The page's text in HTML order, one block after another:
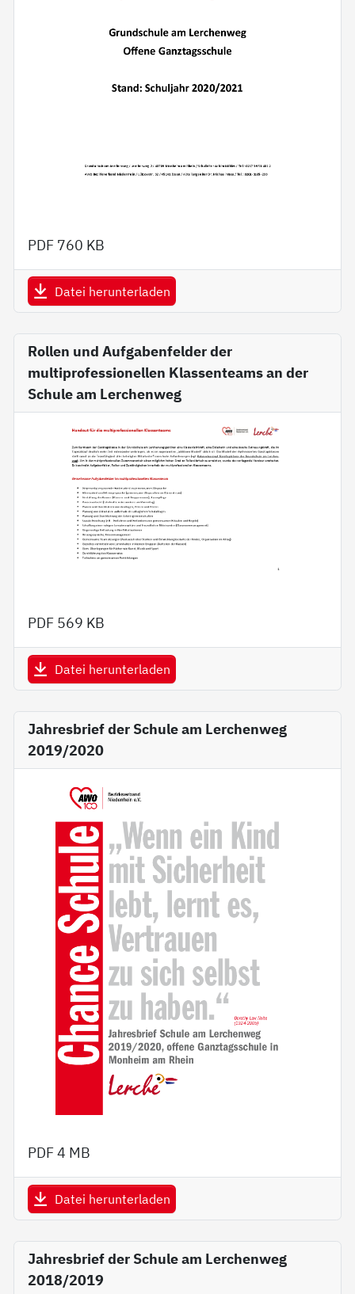
PDF 760 KB
Datei herunterladen
Rollen und Aufgabenfelder der
multiprofessionellen Klassenteams an der
Schule am Lerchenweg
PDF 569 KB
Datei herunterladen
Jahresbrief der Schule am Lerchenweg
2019/2020
PDF4 MB
Datei herunterladen
Jahresbrief der Schule am Lerchenweg
2018/2019